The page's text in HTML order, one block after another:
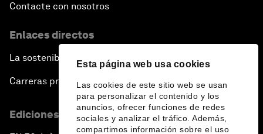
Esta página web usa cookies
Las cookies de este sitio web se usan
para personalizar el contenido y los
anuncios, ofrecer funciones de redes
sociales y analizar el tráfico. Además,
compartimos información sobre el uso
Contacte con nosotros
Enlaces directos
La sostenibilidad en el Foro
Carreras profesionales
Ediciones en otros idiomas